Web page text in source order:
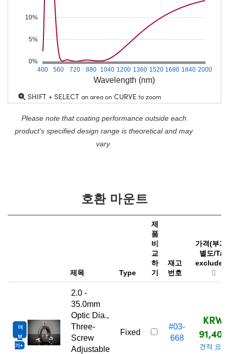
Wavelength (nm)
400 560 720 880 1040 1200 1360 1520 1680 1840 2000
0%
5%
10%
SHIFT + SELECT an area on CURVE to zoom
Please note that coating performance outside each
product’s specified design range is theoretical and may
vary.
호환 마운트
제목 Type
제
품
비
교
하
기
재고
번호
가격(부가
별도/Tax
더
보
기
2.0 -
35.0mm
Optic Dia.,
Three-
Screw
Adjustable
Fixed
#03-
668
KRW
91,400
견적 요청